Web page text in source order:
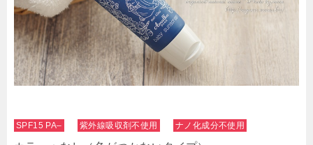
SPF15 PA– 紫外線吸収剤不使用 ナノ化成分不使用